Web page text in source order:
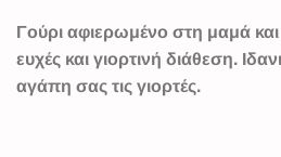
Γούρι αφιερωμένο στη μαμά
ευχές και γιορτινή διάθεση.
αγάπη σας τις γιορτές.